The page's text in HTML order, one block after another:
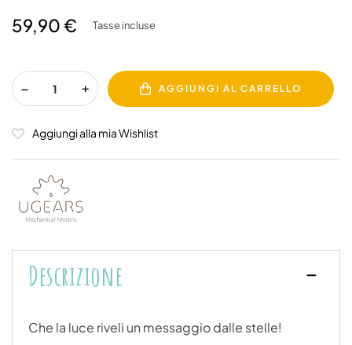
59,90 € Tasse incluse
AGGIUNGI AL CARRELLO
Aggiungi alla mia Wishlist
Descrizione
Che la luce riveli un messaggio dalle stelle!